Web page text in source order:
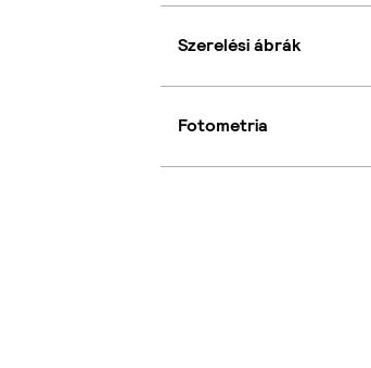
Szerelési ábrák
Fotometria